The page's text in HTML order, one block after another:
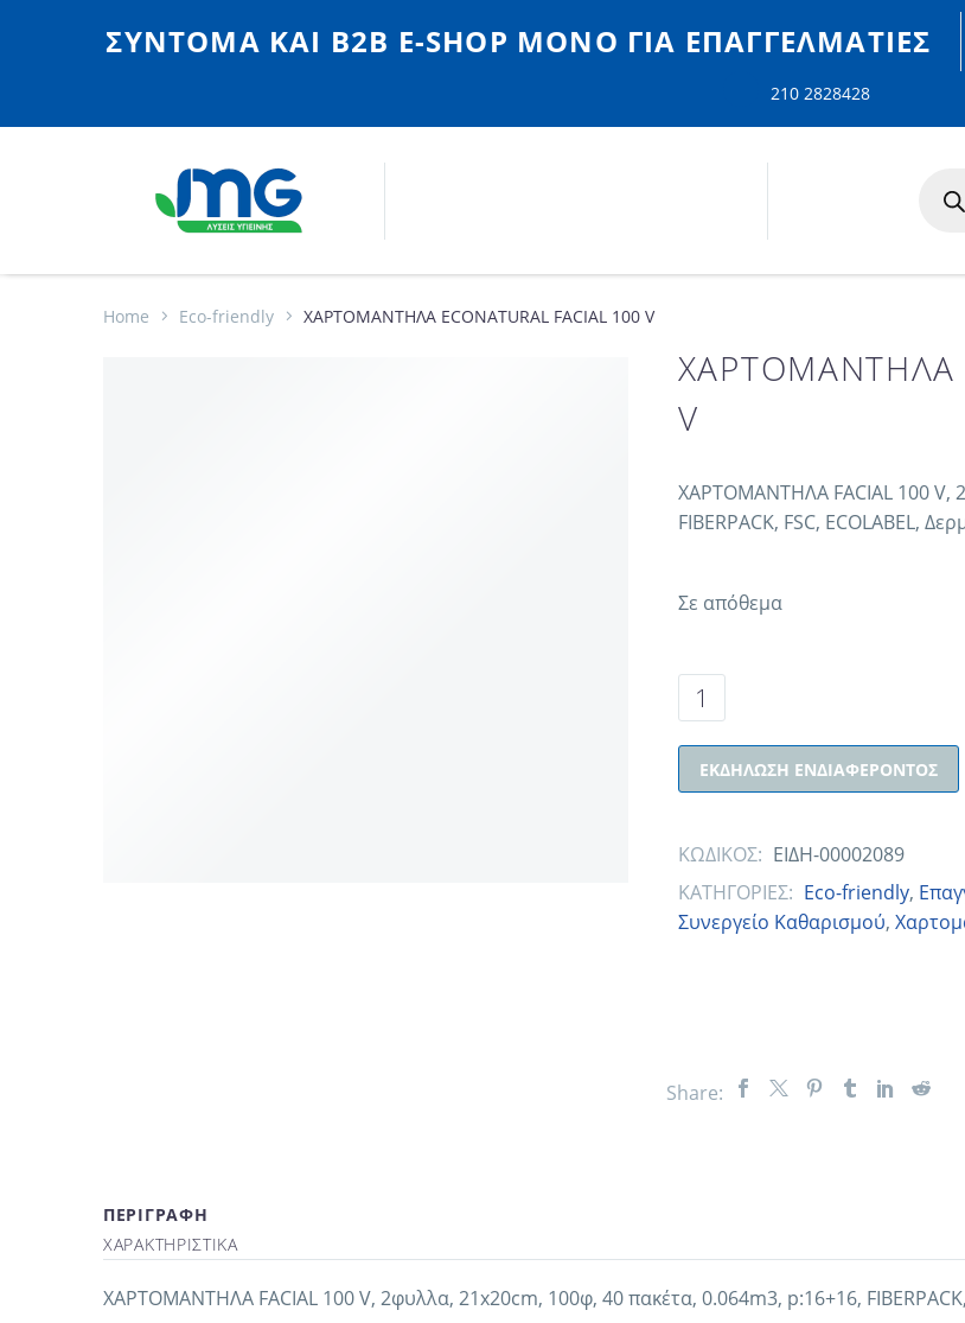
ΣΎΝΤΟΜΑ ΚΑΙ Β2Β E-SHOP MONO ΓΙΑ ΕΠΑΓΓΕΛΜΑΤΊΕΣ
210 2828428
Home Eco-friendly ΧΑΡΤΟΜΑΝΤΗΛΑ ECONATURAL FACIAL 100 V
ΧΑΡΤΟΜΑΝΤΗΛΑ
V
ΧΑΡΤΟΜΑΝΤΗΛΑ FACIAL 100 V,
FIBERPACK, FSC, ECOLABEL,
Σε απόθεμα
ΕΚΔΉΛΩΣΗ ΕΝΔΙΑΦΈΡΟΝΤΟΣ
ΚΩΔΙΚΟΣ: ΕΙΔΗ-00002089
ΚΑΤΗΓΟΡΙΕΣ: Eco-friendly,
Συνεργείο Καθαρισμού,
Share:
ΠΕΡΙΓΡΑΦΗ
ΧΑΡΑΚΤΗΡΙΣΤΙΚΑ
ΧΑΡΤΟΜΑΝΤΗΛΑ FACIAL 100 V, 2φυλλα, 21x20cm, 100φ, 40 πακέτα, 0.064m3, p:16+16, FIBERPACK,